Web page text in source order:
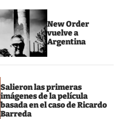
New Order
vuelve a
Argentina
Salieron las primeras
imágenes de la película
basada en el caso de Ricardo
Barreda